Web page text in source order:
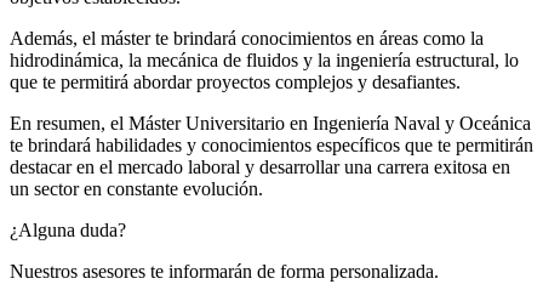
Además, el máster te brindará conocimientos en áreas como la
hidrodinámica, la mecánica de fluidos y la ingeniería estructural, lo
que te permitirá abordar proyectos complejos y desafiantes.
En resumen, el Máster Universitario en Ingeniería Naval y Oceánica
te brindará habilidades y conocimientos específicos que te permitirán
destacar en el mercado laboral y desarrollar una carrera exitosa en
un sector en constante evolución.
¿Alguna duda?
Nuestros asesores te informarán de forma personalizada.